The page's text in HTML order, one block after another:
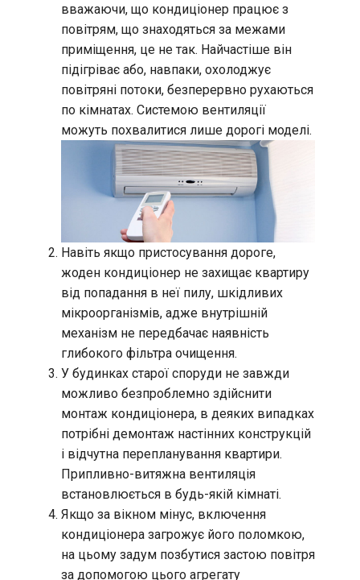
вважаючи, що кондиціонер працює з
повітрям, що знаходяться за межами
приміщення, це не так. Найчастіше він
підігріває або, навпаки, охолоджує
повітряні потоки, безперервно рухаються
по кімнатах. Системою вентиляції
можуть похвалитися лише дорогі моделі.
Навіть якщо пристосування дороге,
жоден кондиціонер не захищає квартиру
від попадання в неї пилу, шкідливих
мікроорганізмів, адже внутрішній
механізм не передбачає наявність
глибокого фільтра очищення.
У будинках старої споруди не завжди
можливо безпроблемно здійснити
монтаж кондиціонера, в деяких випадках
потрібні демонтаж настінних конструкцій
і відчутна перепланування квартири.
Припливно-витяжна вентиляція
встановлюється в будь-якій кімнаті.
Якщо за вікном мінус, включення
кондиціонера загрожує його поломкою,
на цьому задум позбутися застою повітря
за допомогою цього агрегату